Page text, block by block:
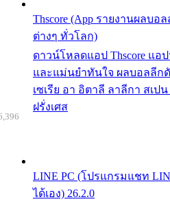
Thscore (App รายงานผลบ
ต่างๆ ทั่วโลก)
ดาวน์โหลดแอป Thscore แอ
และแม่นยำทันใจ ผลบอลลีก
เซเรีย อา อิตาลี ลาลีกา สเป
ฝรั่งเศส
LINE PC (โปรแกรมแชท
ได้เอง) 26.2.0